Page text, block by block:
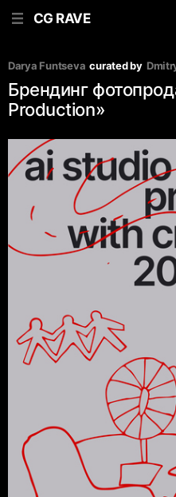
CG RAVE
Darya Funtseva curated by
Брендинг
Production»